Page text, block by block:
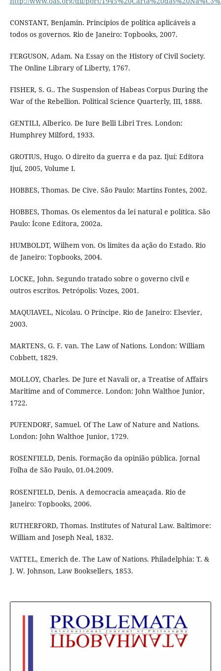
CONSTANT, Benjamin. Princípios de política aplicáveis a
todos os governos. Rio de Janeiro: Topbooks, 2007.
FERGUSON, Adam. Na Essay on the History of Civil Society.
The Online Library of Liberty, 1767.
FISHER, S. G.. The Suspension of Habeas Corpus During the
War of the Rebellion. Political Science Quarterly, III, 1888.
GENTILI, Alberico. De Iure Belli Libri Tres. London:
Humphrey Milford, 1933.
GROTIUS, Hugo. O direito da guerra e da paz. Ijuí: Editora
Ijuí, 2005, Volume I.
HOBBES, Thomas. De Cive. São Paulo: Martins Fontes, 2002.
HOBBES, Thomas. Os elementos da lei natural e política. São
Paulo: Ícone Editora, 2002a.
HUMBOLDT, Wilhem von. Os limites da ação do Estado. Rio
de Janeiro: Topbooks, 2004.
LOCKE, John. Segundo tratado sobre o governo civil e
outros escritos. Petrópolis: Vozes, 2001.
MAQUIAVEL, Nicolau. O Príncipe. Rio de Janeiro: Elsevier,
2003.
MARTENS, G. F. van. The Law of Nations. London: William
Cobbett, 1829.
MOLLOY, Charles. De Jure et Navali or, a Treatise of Affairs
Maritime and of Commerce. London: John Walthoe Junior,
1722.
PUFENDORF, Samuel. Of The Law of Nature and Nations.
London: John Walthoe Junior, 1729.
ROSENFIELD, Denis. Formação da opinião pública. Jornal
Folha de São Paulo, 01.04.2009.
ROSENFIELD, Denis. A democracia ameaçada. Rio de
Janeiro: Topbooks, 2006.
RUTHERFORD, Thomas. Institutes of Natural Law. Baltimore:
William and Joseph Neal, 1832.
VATTEL, Emerich de. The Law of Nations. Philadelphia: T. &
J. W. Johnson, Law Booksellers, 1853.